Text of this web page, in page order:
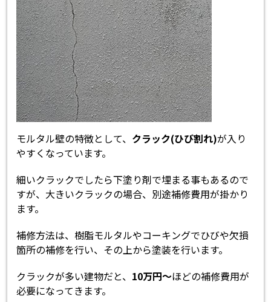
モルタル壁の特徴として、 クラック(ひび割れ)が入り
やすくなっています。
細いクラックでしたら下塗り剤で埋まる事もあるので
すが、大きいクラックの場合、別途補修費用が掛かり
ます。
補修方法は、樹脂モルタルやコーキングでひびや欠損
箇所の補修を行い、その上から塗装を行います。
クラックが多い建物だと、 10万円～ほどの補修費用が
必要になってきます。